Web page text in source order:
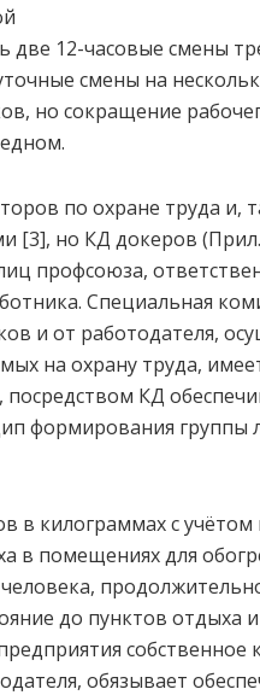
две 12-часовые смены
смены на
но сокращение
по охране труда и,
[3], но КД докеров
профсоюза,
Специальная
и от работодателя,
на охрану труда,
КД
формирования группы
килограммах с учётом
в помещениях для
до пунктов
собственное
обязывает